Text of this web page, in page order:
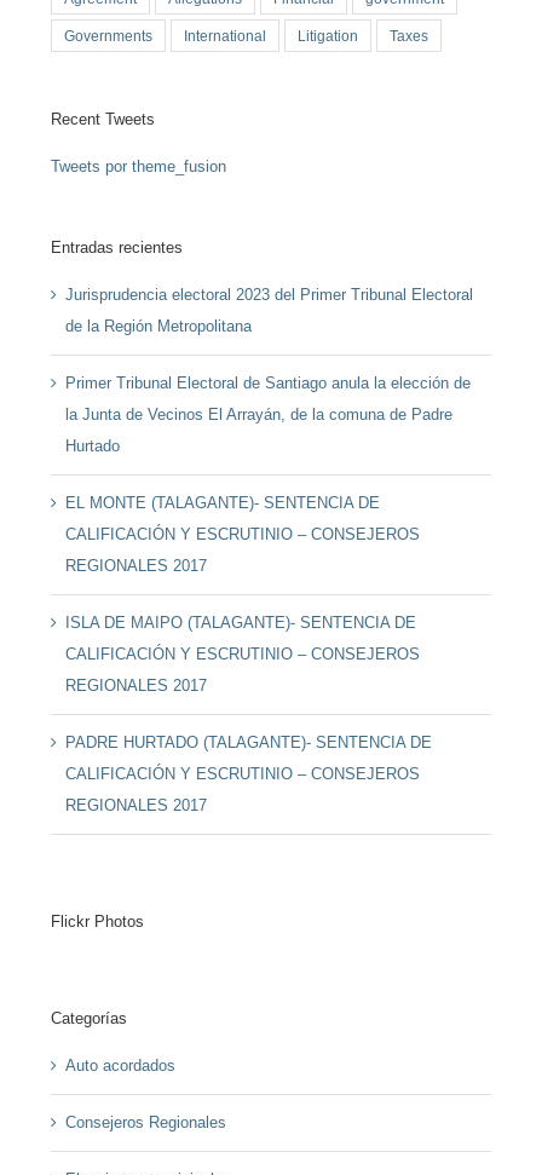
Governments International Litigation Taxes
Recent Tweets
Tweets por theme_fusion
Entradas recientes
Jurisprudencia electoral 2023 del Primer Tribunal Electoral
de la Región Metropolitana
Primer Tribunal Electoral de Santiago anula la elección de
la Junta de Vecinos El Arrayán, de la comuna de Padre
Hurtado
EL MONTE (TALAGANTE)- SENTENCIA DE
CALIFICACIÓN Y ESCRUTINIO – CONSEJEROS
REGIONALES 2017
ISLA DE MAIPO (TALAGANTE)- SENTENCIA DE
CALIFICACIÓN Y ESCRUTINIO – CONSEJEROS
REGIONALES 2017
PADRE HURTADO (TALAGANTE)- SENTENCIA DE
CALIFICACIÓN Y ESCRUTINIO – CONSEJEROS
REGIONALES 2017
Flickr Photos
Categorías
Auto acordados
Consejeros Regionales